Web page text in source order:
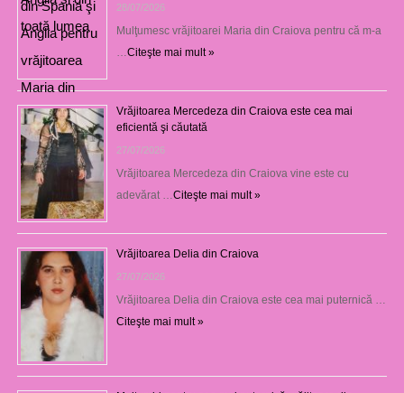
28/07/2026
Mulţumesc vrăjitoarei Maria din Craiova pentru că m-a
Citeşte mai mult »
Vrăjitoarea Mercedeza din Craiova este cea mai
eficientă şi căutată
27/07/2026
Vrăjitoarea Mercedeza din Craiova vine este cu
adevărat … Citeşte mai mult »
Vrăjitoarea Delia din Craiova
27/07/2026
Vrăjitoarea Delia din Craiova este cea mai puternică …
Citeşte mai mult »